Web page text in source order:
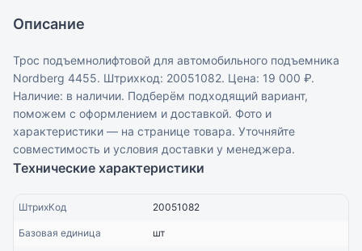
Описание
Трос подъемнолифтовой для автомобильного подъемника
Nordberg 4455. Штрихкод: 20051082. Цена: 19 000 ₽.
Наличие: в наличии. Подберём подходящий вариант,
поможем с оформлением и доставкой. Фото и
характеристики — на странице товара. Уточняйте
совместимость и условия доставки у менеджера.
Технические характеристики
ШтрихКод 20051082
Базовая единица шт